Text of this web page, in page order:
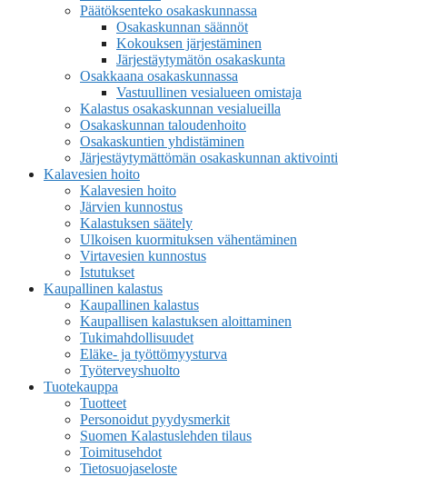
Päätöksenteko osakaskunnassa
Osakaskunnan säännöt
Kokouksen järjestäminen
Järjestäytymätön osakaskunta
Osakkaana osakaskunnassa
Vastuullinen vesialueen omistaja
Kalastus osakaskunnan vesialueilla
Osakaskunnan taloudenhoito
Osakaskuntien yhdistäminen
Järjestäytymättömän osakaskunnan aktivointi
Kalavesien hoito
Kalavesien hoito
Järvien kunnostus
Kalastuksen säätely
Ulkoisen kuormituksen vähentäminen
Virtavesien kunnostus
Istutukset
Kaupallinen kalastus
Kaupallinen kalastus
Kaupallisen kalastuksen aloittaminen
Tukimahdollisuudet
Eläke- ja työttömyysturva
Työterveyshuolto
Tuotekauppa
Tuotteet
Personoidut pyydysmerkit
Suomen Kalastuslehden tilaus
Toimitusehdot
Tietosuojaseloste